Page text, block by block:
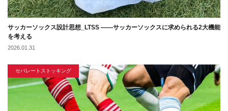
サッカーソックス設計思想_LTSS ――サッカーソックスに求められる2大機能
を考える
2026.01.31
セパレートストッキング